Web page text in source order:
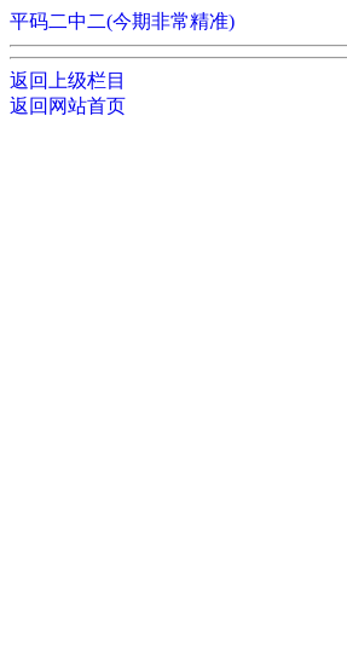
平码二中二(今期非常精准)
返回上级栏目
返回网站首页